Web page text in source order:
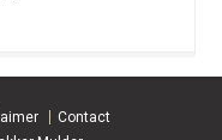
Contact